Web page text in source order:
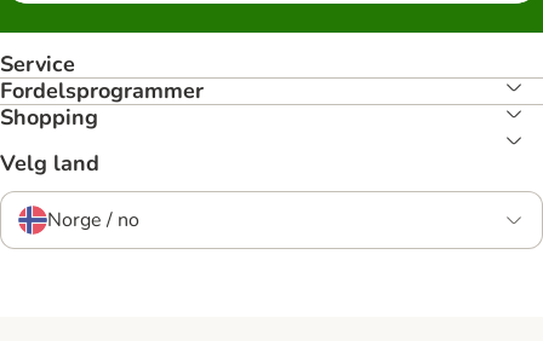
Service
Fordelsprogrammer
Shopping
Velg land
Norge / no